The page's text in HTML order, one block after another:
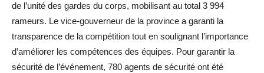
de l’unité des gardes du corps, mobilisant au total 3 994
rameurs. Le vice-gouverneur de la province a garanti la
transparence de la compétition tout en soulignant l’importance
d’améliorer les compétences des équipes. Pour garantir la
sécurité de l’événement, 780 agents de sécurité ont été